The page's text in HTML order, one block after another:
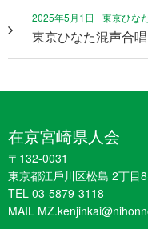
2025年5月1日 東京ひな
東京ひなた混声合
在京宮崎県人会
〒132-0031
東京都江戶川区松島 2丁目
TEL 03-5879-3118
MAIL